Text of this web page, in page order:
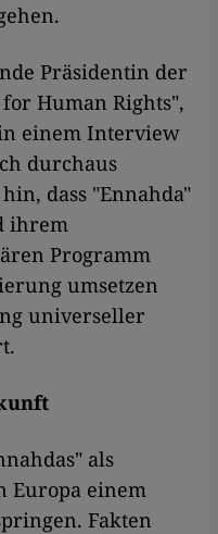
Präsidentin der
Human Rights",
einem Interview
durchaus
dass "Ennahda"
ihrem
Programm
umsetzen
universeller
als
Europa einem
Fakten